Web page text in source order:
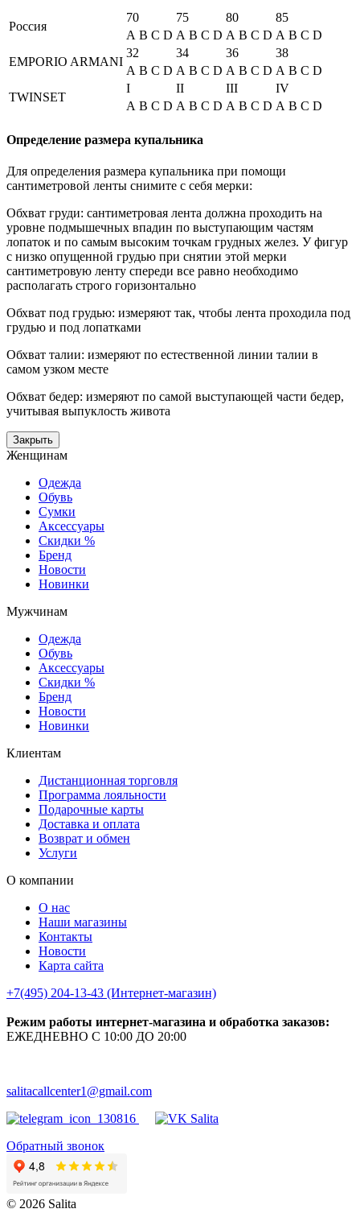
Россия
70 75 80
85
A B C D A B C D A B C D A B C D
EMPORIO ARMANI
32 34 36
38
A B C D A B C D A B C D A B C D
TWINSET
I II III
IV
A B C D A B C D A B C D A B C D
Определение размера купальника
Для определения размера купальника при помощи
сантиметровой ленты снимите с себя мерки:
Обхват груди: сантиметровая лента должна проходить на
уровне подмышечных впадин по выступающим частям
лопаток и по самым высоким точкам грудных желез. У фигур
с низко опущенной грудью при снятии этой мерки
сантиметровую ленту спереди все равно необходимо
располагать строго горизонтально
Обхват под грудью: измеряют так, чтобы лента проходила под
грудью и под лопатками
Обхват талии: измеряют по естественной линии талии в
самом узком месте
Обхват бедер: измеряют по самой выступающей части бедер,
учитывая выпуклость живота
Закрыть
Женщинам
Одежда
Обувь
Сумки
Аксессуары
Скидки %
Бренд
Новости
Новинки
Мужчинам
Одежда
Обувь
Аксессуары
Скидки %
Бренд
Новости
Новинки
Клиентам
Дистанционная торговля
Программа лояльности
Подарочные карты
Доставка и оплата
Возврат и обмен
Услуги
О компании
О нас
Наши магазины
Контакты
Новости
Карта сайта
+7(495) 204-13-43 (Интернет-магазин)
Режим работы интернет-магазина и обработка заказов:
ЕЖЕДНЕВНО С 10:00 ДО 20:00
salitacallcenter1@gmail.com
Обратный звонок
© 2026 Salita